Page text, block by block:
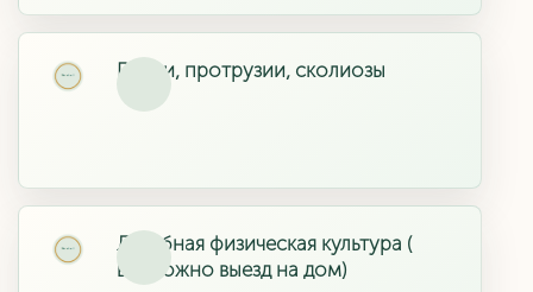
Грыжи, протрузии, сколиозы
Лечебная физическая культура (
возможно выезд на дом)